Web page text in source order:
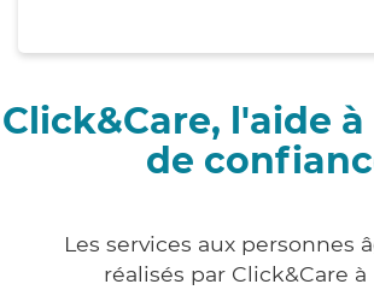
Click&Care, l'aide
de
Les services aux personnes
réalisés par Click&Care